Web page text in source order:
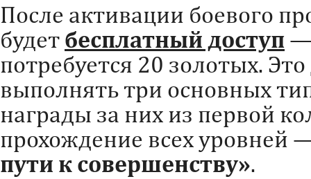
После активации боевого
будет бесплатный доступ —
потребуется 20 золотых.
выполнять три основных
награды за них из первой
прохождение всех уровней
пути к совершенству».